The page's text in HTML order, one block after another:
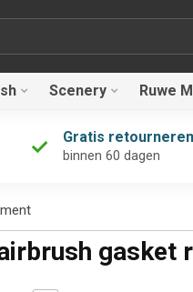
Scenery Ruwe
Gratis retourneren
binnen 60 dagen
gasket